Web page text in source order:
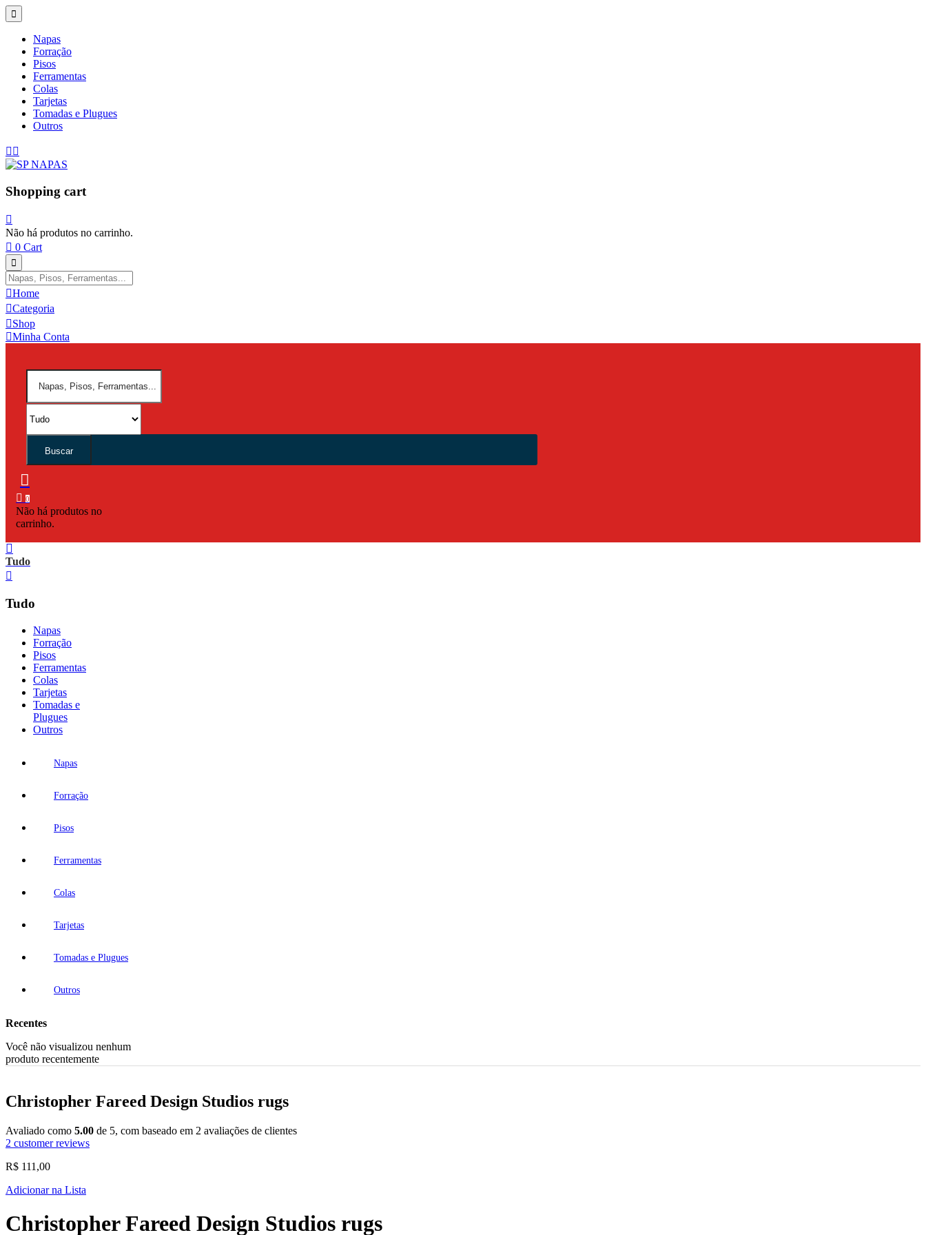
Napas
Forração
Pisos
Ferramentas
Colas
Tarjetas
Tomadas e Plugues
Outros
Shopping cart
Não há produtos no carrinho.
0 Cart
Home
Categoria
Shop
Minha Conta
Buscar
0
Não há produtos no
carrinho.
Tudo
Tudo
Napas
Forração
Pisos
Ferramentas
Colas
Tarjetas
Tomadas e
Plugues
Outros
Napas
Forração
Pisos
Ferramentas
Colas
Tarjetas
Tomadas e Plugues
Outros
Recentes
Você não visualizou nenhum
produto recentemente
Christopher Fareed Design Studios rugs
Avaliado como 5.00 de 5, com baseado em 2 avaliações de clientes
2 customer reviews
R$ 111,00
Adicionar na Lista
Christopher Fareed Design Studios rugs